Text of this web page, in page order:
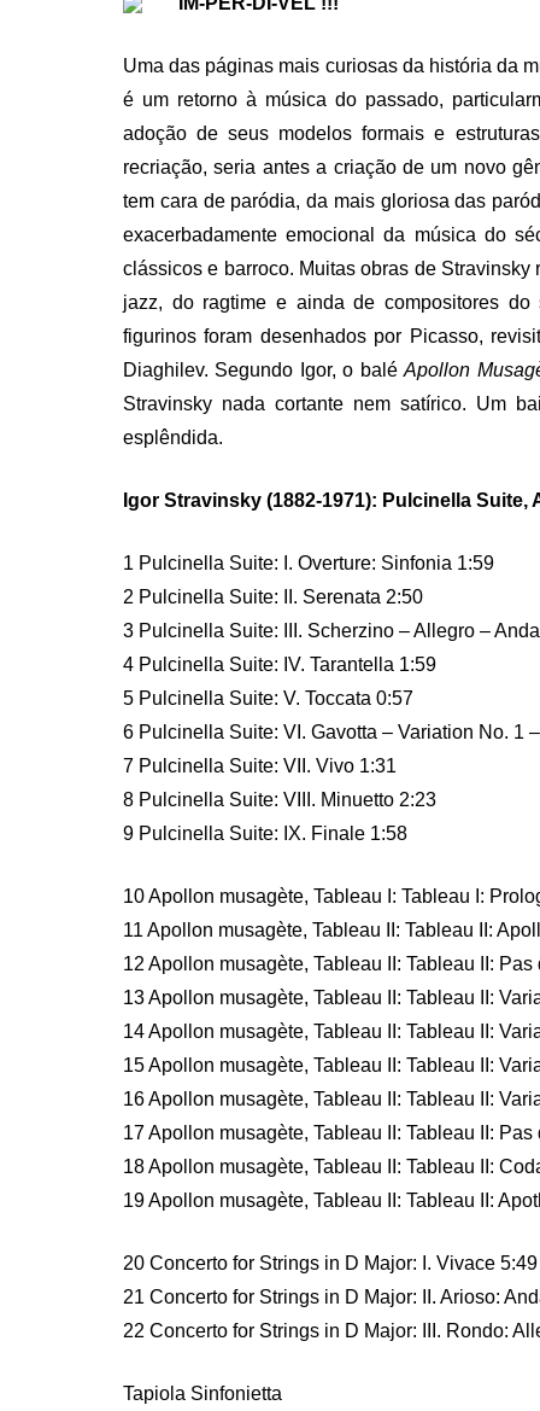
Uma das páginas mais curiosas da história da
é um retorno à música do passado,
adoção de seus modelos formais e
recriação, seria antes a criação de um novo
tem cara de paródia, da mais gloriosa das
exacerbadamente emocional da música do
clássicos e barroco. Muitas obras de
jazz, do ragtime e ainda de compositores do
figurinos foram desenhados por Picasso,
Diaghilev. Segundo Igor, o baléApollon
Stravinsky nada cortante nem satírico. Um
esplêndida.
Igor Stravinsky (1882-1971): Pulcinella
1 Pulcinella Suite: I. Overture: Sinfonia 1:59
2 Pulcinella Suite: II. Serenata 2:50
3 Pulcinella Suite: III. Scherzino – Allegro –
4 Pulcinella Suite: IV. Tarantella 1:59
5 Pulcinella Suite: V. Toccata 0:57
6 Pulcinella Suite: VI. Gavotta – Variation No. 1
7 Pulcinella Suite: VII. Vivo 1:31
8 Pulcinella Suite: VIII. Minuetto 2:23
9 Pulcinella Suite: IX. Finale 1:58
10 Apollon musagète, Tableau I: Tableau I:
11 Apollon musagète, Tableau II: Tableau II:
12 Apollon musagète, Tableau II: Tableau II:
13 Apollon musagète, Tableau II: Tableau II:
14 Apollon musagète, Tableau II: Tableau II:
15 Apollon musagète, Tableau II: Tableau II:
16 Apollon musagète, Tableau II: Tableau II:
17 Apollon musagète, Tableau II: Tableau II:
18 Apollon musagète, Tableau II: Tableau II:
19 Apollon musagète, Tableau II: Tableau II:
20 Concerto for Strings in D Major: I. Vivace 5:49
21 Concerto for Strings in D Major: II. Arioso:
22 Concerto for Strings in D Major: III. Rondo:
Tapiola Sinfonietta